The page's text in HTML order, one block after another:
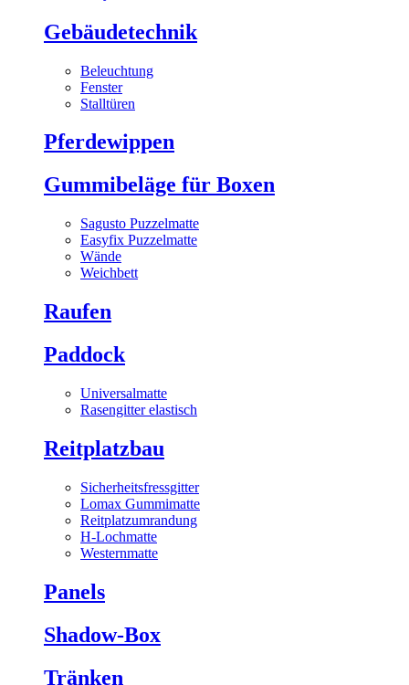
Gebäudetechnik
Beleuchtung
Fenster
Stalltüren
Pferdewippen
Gummibeläge für Boxen
Sagusto Puzzelmatte
Easyfix Puzzelmatte
Wände
Weichbett
Raufen
Paddock
Universalmatte
Rasengitter elastisch
Reitplatzbau
Sicherheitsfressgitter
Lomax Gummimatte
Reitplatzumrandung
H-Lochmatte
Westernmatte
Panels
Shadow-Box
Tränken